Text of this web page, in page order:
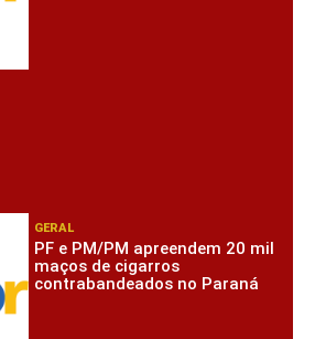
GERAL
PF e PM/PM apreendem 20 mil
maços de cigarros
contrabandeados no Paraná